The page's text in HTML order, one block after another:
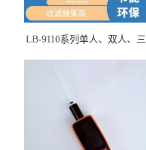
LB-9110系列单人、双人、三